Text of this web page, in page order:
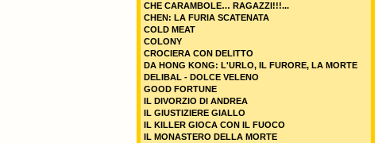
CHE CARAMBOLE… RAGAZZI!!!...
CHEN: LA FURIA SCATENATA
COLD MEAT
COLONY
CROCIERA CON DELITTO
DA HONG KONG: L'URLO, IL FURORE, LA MORTE
DELIBAL - DOLCE VELENO
GOOD FORTUNE
IL DIVORZIO DI ANDREA
IL GIUSTIZIERE GIALLO
IL KILLER GIOCA CON IL FUOCO
IL MONASTERO DELLA MORTE